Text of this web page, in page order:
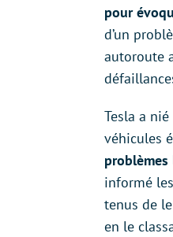
pour
d’un
autoroute
Tesla a
véhicules
informé
tenus de
en le